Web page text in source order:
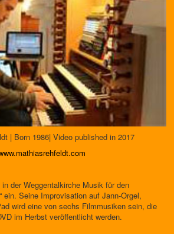
| Born 1986| Video published in 2017
der Weggentalkirche Musik für den
ein. Seine Improvisation auf Jann-Orgel,
wird eine von sechs Filmmusiken sein, die
im Herbst veröffentlicht werden.